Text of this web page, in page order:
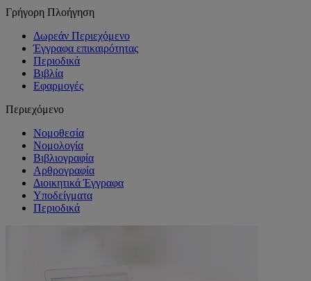
Γρήγορη Πλοήγηση
Δωρεάν Περιεχόμενο
Έγγραφα επικαιρότητας
Περιοδικά
Βιβλία
Εφαρμογές
Περιεχόμενο
Νομοθεσία
Νομολογία
Βιβλιογραφία
Αρθρογραφία
Διοικητικά Έγγραφα
Υποδείγματα
Περιοδικά